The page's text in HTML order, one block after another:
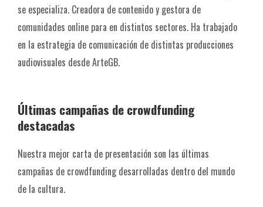
se especializa. Creadora de contenido y gestora de
comunidades online para en distintos sectores. Ha trabajado
en la estrategia de comunicación de distintas producciones
audiovisuales desde ArteGB.
Últimas campañas de crowdfunding
destacadas
Nuestra mejor carta de presentación son las últimas
campañas de crowdfunding desarrolladas dentro del mundo
de la cultura.